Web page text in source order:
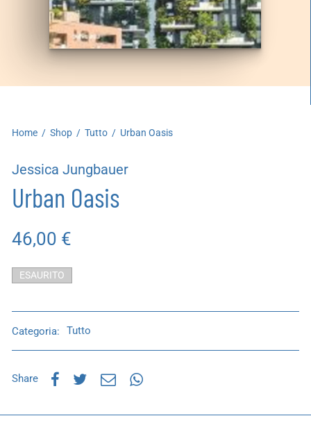
Home / Shop / Tutto / Urban Oasis
Jessica Jungbauer
Urban Oasis
46,00 €
ESAURITO
Categoria: Tutto
Share